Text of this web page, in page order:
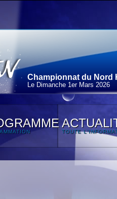
Championnat du Nord
Le Dimanche 1erMars 2026
TOUTE